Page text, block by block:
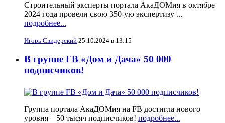
Строительный эксперты портала АкаДОМия в октябре
2024 года провели свою 350-ую экспертизу ...
подробнее...
Игорь Свидерский 25.10.2024 в 13:15
В группе FB «Дом и Дача» 50 000
подписчиков!
Группа портала АкаДОМия на FB достигла нового
уровня – 50 тысяч подписчиков! подробнее...